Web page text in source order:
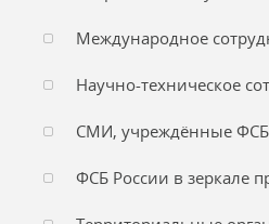
Международное
Научно-техническое
СМИ, учреждённые ФСБ
ФСБ России в зеркале